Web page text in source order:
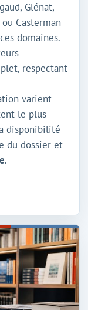
Glénat,
Casterman
domaines.
respectant
varient
le plus
disponibilité
du dossier et
.